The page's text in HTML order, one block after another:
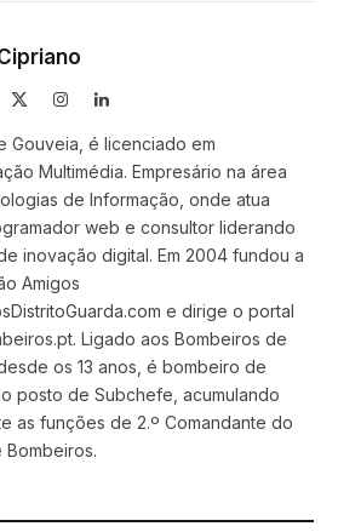
InstagramLinkedIn
Gouveia, é licenciado em
Multimédia. Empresário na área
de Informação, onde atua
web e consultor liderando
inovação digital. Em 2004 fundou a
Amigos
e dirige o portal
Ligado aos Bombeiros de
os 13 anos, é bombeiro de
posto de Subchefe, acumulando
as funções de 2.º Comandante do